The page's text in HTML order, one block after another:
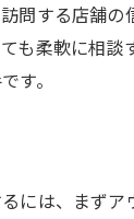
賢い購入術で
アウト
購入後の
問する店舗
も柔軟に相
す。
には、まず